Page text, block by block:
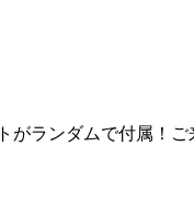
がランダムで付属！ご